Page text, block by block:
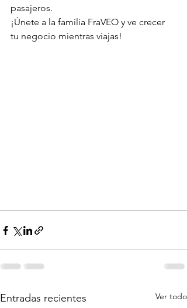
pasajeros.
¡Únete a la familia FraVEO y ve crecer
tu negocio mientras viajas!
Entradas recientes Ver todo